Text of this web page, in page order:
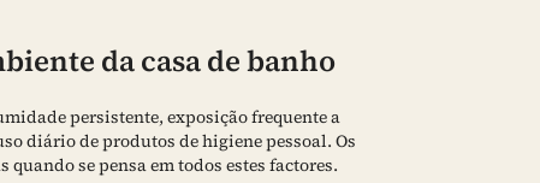
da casa de banho
persistente, exposição frequente a
diário de produtos de higiene pessoal. Os
quando se pensa em todos estes factores.